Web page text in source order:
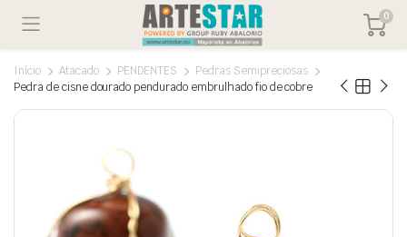
0
Início Atacado PENDENTES
Pedras Semipreciosas
Pedra de cisne dourado pendurado embrulhado fio de cobre